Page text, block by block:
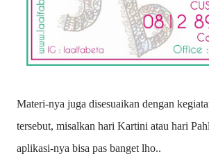
Materi-nya juga disesuaikan dengan kegiatan yang ada di bulan
tersebut, misalkan hari Kartini atau hari
aplikasi-nya bisa pas banget lho..